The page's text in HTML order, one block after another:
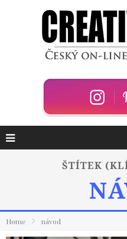
ŠTÍTEK
Home návod